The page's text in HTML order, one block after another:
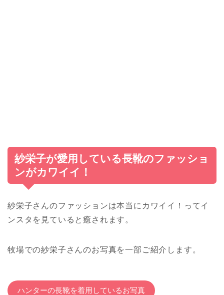
紗栄子が愛用している長靴のファッショ
ンがカワイイ！
紗栄子さんのファッションは本当にカワイイ！ってイ
ンスタを見ていると癒されます。
牧場での紗栄子さんのお写真を一部ご紹介します。
ハンターの長靴を着用しているお写真